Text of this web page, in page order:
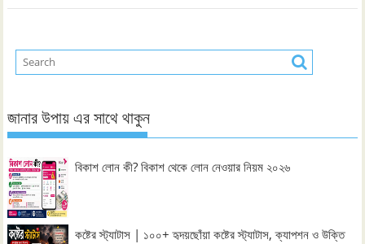
জানার উপায় এর সাথে থাকুন
বিকাশ লোন কী? বিকাশ থেকে লোন নেওয়ার নিয়ম ২০২৬
কষ্টের স্ট্যাটাস | ১০০+ হৃদয়ছোঁয়া কষ্টের স্ট্যাটাস, ক্যাপশন ও উক্তি